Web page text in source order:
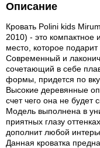
Описание
Кровать Polini kids
2010) - это компактное
место, которое
Современный и
сочетающий в себе
формы, придется по
Высокие деревянные
счет чего она не будет
Модель выполнена в
приятных глазу
дополнит любой
Данная кроватка